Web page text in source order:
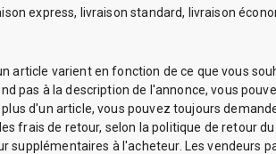
express, livraison standard, livraison
article varient en fonction de ce que vous
pas à la description de l'annonce, vous
d'un article, vous pouvez toujours
frais de retour, selon la politique de retour
à l'acheteur. Les vendeurs